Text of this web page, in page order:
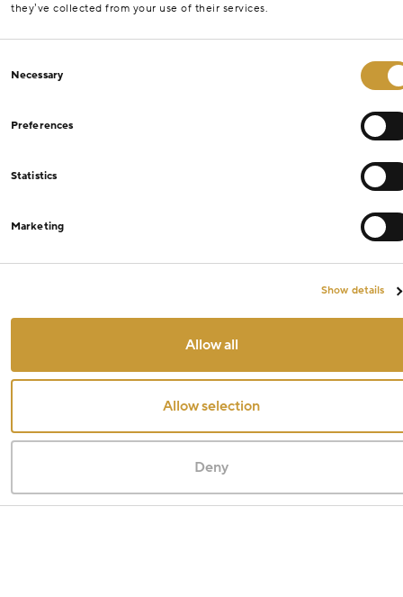
they’ve collected from your use of their services.
Selection
Necessary
Preferences
Statistics
Marketing
Show details
Allow all
Allow selection
Deny